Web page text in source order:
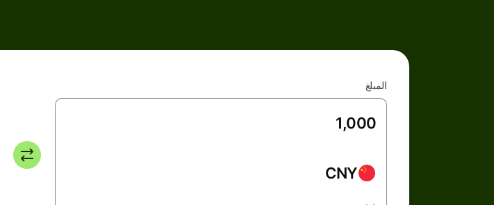
المبلغ
CNY